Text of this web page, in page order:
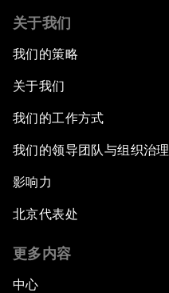
关于我们
我们的策略
关于我们
我们的工作方式
我们的领导团队与组织治理
影响力
北京代表处
更多内容
中心